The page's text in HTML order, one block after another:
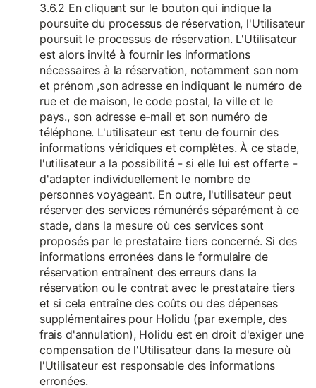
3.6.2 En cliquant sur le bouton qui indique la
poursuite du processus de réservation, l'Utilisateur
poursuit le processus de réservation. L'Utilisateur
est alors invité à fournir les informations
nécessaires à la réservation, notamment son nom
et prénom ,son adresse en indiquant le numéro de
rue et de maison, le code postal, la ville et le
pays., son adresse e-mail et son numéro de
téléphone. L'utilisateur est tenu de fournir des
informations véridiques et complètes. À ce stade,
l'utilisateur a la possibilité - si elle lui est offerte -
d'adapter individuellement le nombre de
personnes voyageant. En outre, l'utilisateur peut
réserver des services rémunérés séparément à ce
stade, dans la mesure où ces services sont
proposés par le prestataire tiers concerné. Si des
informations erronées dans le formulaire de
réservation entraînent des erreurs dans la
réservation ou le contrat avec le prestataire tiers
et si cela entraîne des coûts ou des dépenses
supplémentaires pour Holidu (par exemple, des
frais d'annulation), Holidu est en droit d'exiger une
compensation de l'Utilisateur dans la mesure où
l'Utilisateur est responsable des informations
erronées.